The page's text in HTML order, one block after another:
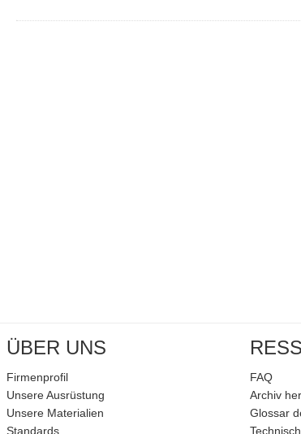
ÜBER UNS
Firmenprofil
Unsere Ausrüstung
Unsere Materialien
Standards
FAQ
Archiv
Glossar